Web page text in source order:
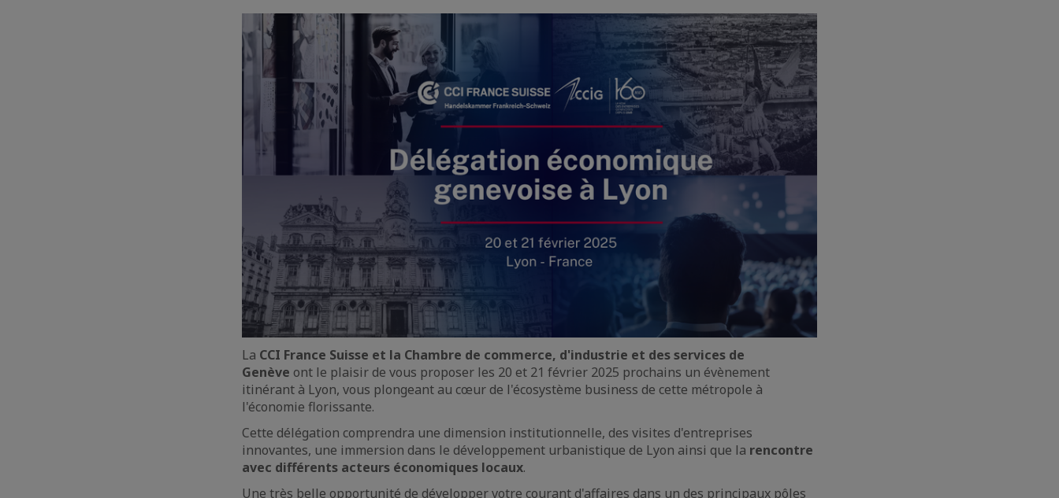
La CCI France Suisse et la Chambre de commerce, d'industrie et des services de
Genève ont le plaisir de vous proposer les 20 et 21 février 2025 prochains un évènement
itinérant à Lyon, vous plongeant au cœur de l'écosystème business de cette métropole à
l'économie florissante.
Cette délégation comprendra une dimension institutionnelle, des visites d'entreprises
innovantes, une immersion dans le développement urbanistique de Lyon ainsi que la rencontre
avec différents acteurs économiques locaux.
Une très belle opportunité de développer votre courant d'affaires dans un des principaux pôles